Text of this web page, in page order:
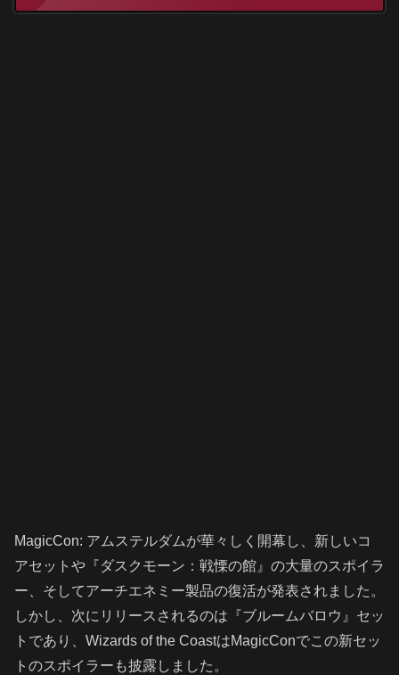
MagicCon: アムステルダムが華々しく開幕し、新しいコ
アセットや『ダスクモーン：戦慄の館』の大量のスポイラ
ー、そしてアーチエネミー製品の復活が発表されました。
しかし、次にリリースされるのは『ブルームバロウ』セッ
トであり、Wizards of the CoastはMagicConでこの新セッ
トのスポイラーも披露しました。